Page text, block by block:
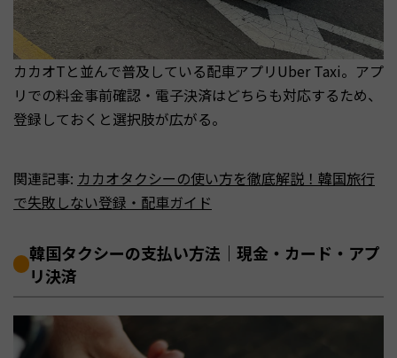
カカオTと並んで普及している配車アプリUber Taxi。アプ
リでの料金事前確認・電子決済はどちらも対応するため、
登録しておくと選択肢が広がる。
関連記事: カカオタクシーの使い方を徹底解説！韓国旅行
で失敗しない登録・配車ガイド
韓国タクシーの支払い方法｜現金・カード・アプ
リ決済